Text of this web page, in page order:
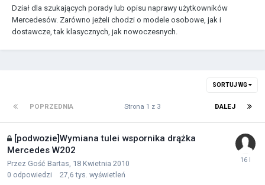
Dział dla szukających porady lub opisu naprawy użytkowników
Mercedesów. Zarówno jeżeli chodzi o modele osobowe, jak i
dostawcze, tak klasycznych, jak nowoczesnych.
SORTUJ WG
POPRZEDNIA DALEJ
Strona 1 z 3
[podwozie]Wymiana tulei wspornika drążka
Mercedes W202
Przez Gość Bartas, 18 Kwietnia 2010
0 odpowiedzi 27,6 tys. wyświetleń